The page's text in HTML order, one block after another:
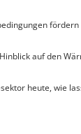
auf den
heute, wie